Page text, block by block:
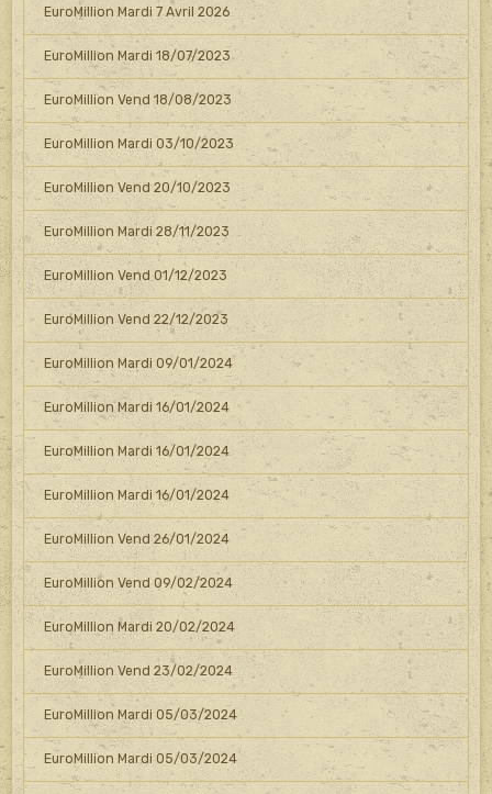
EuroMillion Mardi 7 Avril 2026
EuroMillion Mardi 18/07/2023
EuroMillion Vend 18/08/2023
EuroMillion Mardi 03/10/2023
EuroMillion Vend 20/10/2023
EuroMillion Mardi 28/11/2023
EuroMillion Vend 01/12/2023
EuroMillion Vend 22/12/2023
EuroMillion Mardi 09/01/2024
EuroMillion Mardi 16/01/2024
EuroMillion Mardi 16/01/2024
EuroMillion Mardi 16/01/2024
EuroMillion Vend 26/01/2024
EuroMillion Vend 09/02/2024
EuroMillion Mardi 20/02/2024
EuroMillion Vend 23/02/2024
EuroMillion Mardi 05/03/2024
EuroMillion Mardi 05/03/2024